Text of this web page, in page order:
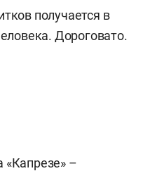
получается в
Дороговато.
«Капрезе» –